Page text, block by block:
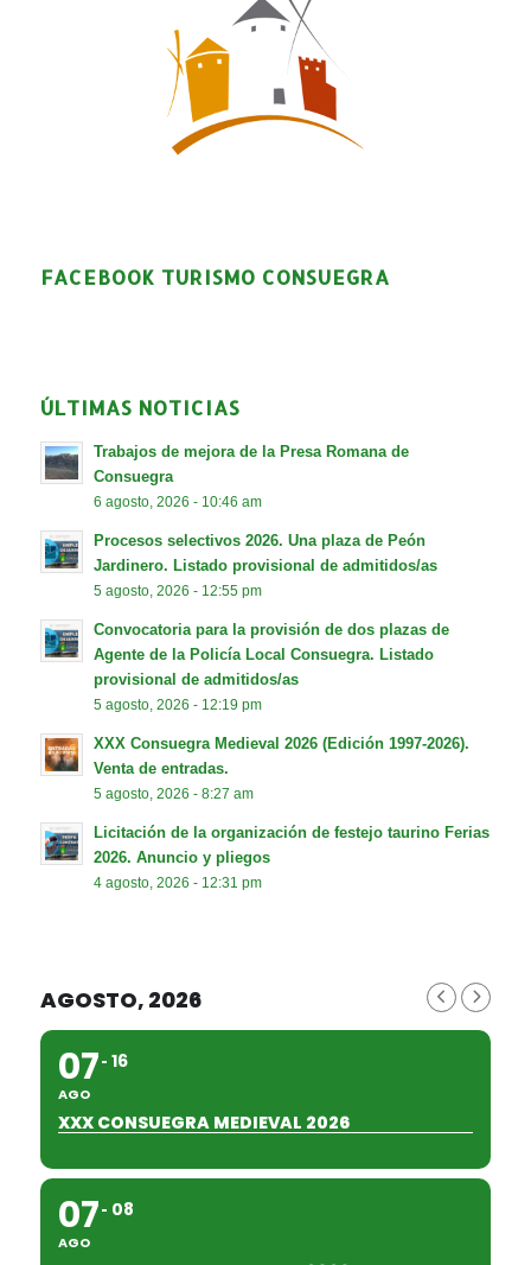
FACEBOOK TURISMO CONSUEGRA
ÚLTIMAS NOTICIAS
Trabajos de mejora de la Presa Romana de
Consuegra
6 agosto, 2026 - 10:46 am
Procesos selectivos 2026. Una plaza de Peón
Jardinero. Listado provisional de admitidos/as
5 agosto, 2026 - 12:55 pm
Convocatoria para la provisión de dos plazas de
Agente de la Policía Local Consuegra. Listado
provisional de admitidos/as
5 agosto, 2026 - 12:19 pm
XXX Consuegra Medieval 2026 (Edición 1997-2026).
Venta de entradas.
5 agosto, 2026 - 8:27 am
Licitación de la organización de festejo taurino Ferias
2026. Anuncio y pliegos
4 agosto, 2026 - 12:31 pm
AGOSTO, 2026
07
AGO
16
XXX CONSUEGRA MEDIEVAL 2026
07
AGO
08